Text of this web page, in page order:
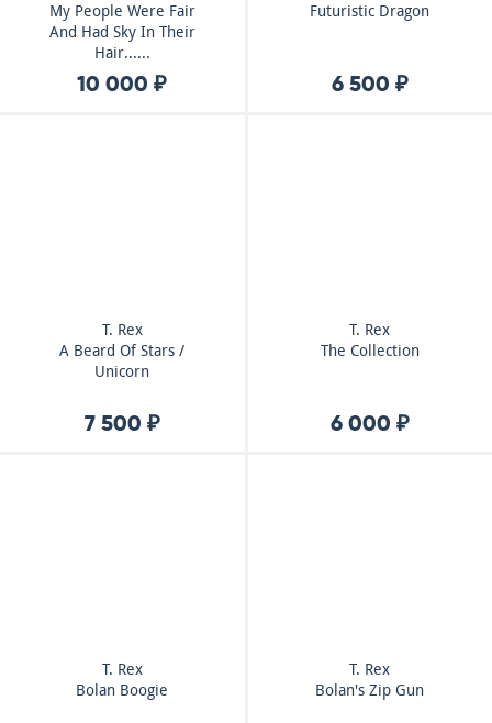
My People Were Fair
And Had Sky In Their
Hair......
10 000 ₽
Futuristic Dragon
6 500 ₽
T. Rex
A Beard Of Stars /
Unicorn
7 500 ₽
T. Rex
The Collection
6 000 ₽
T. Rex
Bolan Boogie
T. Rex
Bolan's Zip Gun